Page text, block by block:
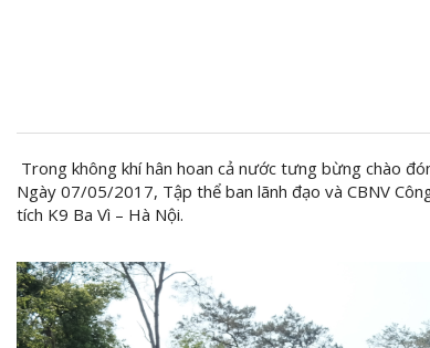
Trong không khí hân hoan cả nước tưng bừng chào
Ngày 07/05/2017, Tập thể ban lãnh đạo và CBNV
tích K9 Ba Vì – Hà Nội.